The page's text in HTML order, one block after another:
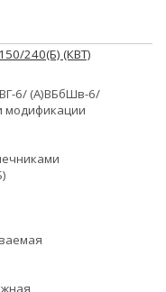
240(Б) (КВТ)
6/ (А)ВБбШв-6/
модификации